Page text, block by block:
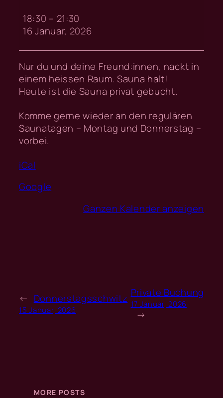
Buchung
18:30 – 21:30
16 Januar, 2026
Nur du und deine Freund:innen, nackt in
einem heissen Raum. Sauna halt!
Heute ist die Sauna privat gebucht.
Komme gerne wieder an den regulären
Saunatagen – Montag und Donnerstag –
vorbei.
iCal
Google
Ganzen Kalender anzeigen
← Donnerstagsschwitz
15 Januar, 2026
Private Buchung
17 Januar, 2026
→
MORE POSTS